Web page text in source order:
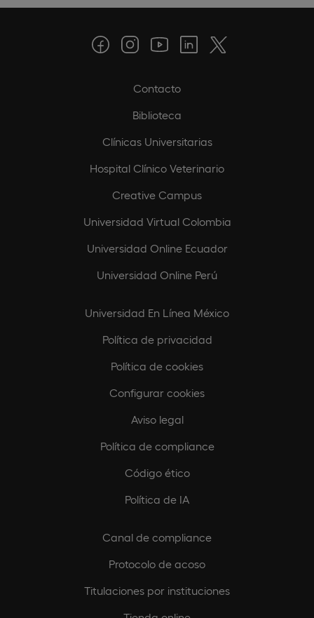
Contacto
Biblioteca
Clínicas Universitarias
Hospital Clínico Veterinario
Creative Campus
Universidad Virtual Colombia
Universidad Online Ecuador
Universidad Online Perú
Universidad En Línea México
Política de privacidad
Política de cookies
Configurar cookies
Aviso legal
Política de compliance
Código ético
Política de IA
Canal de compliance
Protocolo de acoso
Titulaciones por instituciones